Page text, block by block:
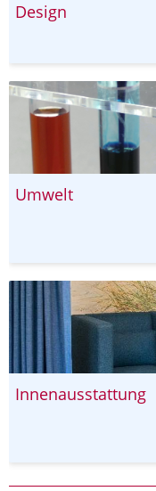
Design
Umwelt
Innenausstattung